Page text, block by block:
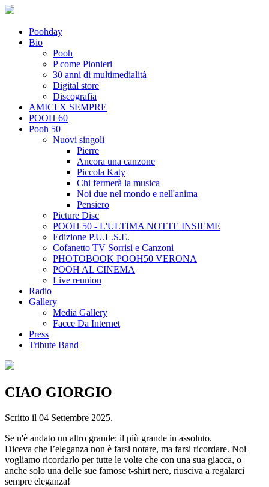
Poohday
Bio
Pooh
P come Pionieri
30 anni di multimedialità
Digital store
Discografia
AMICI X SEMPRE
POOH 60
Pooh 50
Nuovi singoli
Pierre
Ancora una canzone
Piccola Katy
Chi fermerà la musica
Noi due nel mondo e nell'anima
Pensiero
Picture Disc
POOH 50 - L'ULTIMA NOTTE INSIEME
Edizione P.U.L.S.E.
Cofanetto TV Sorrisi e Canzoni
PHOTOBOOK POOH50 VERONA
POOH AL CINEMA
Live reunion
Radio
Gallery
Media Gallery
Facce Da Internet
Press
Tribute Band
CIAO GIORGIO
Scritto il 04 Settembre 2025.
Se n'è andato un altro grande: il più grande in assoluto.
Diceva che l’eleganza non è farsi notare, ma farsi ricordare. Noi
vogliamo ricordarlo per tutte le volte che con una sua giacca, o
anche solo una delle sue famose t-shirt nere, riusciva a regalarci
sempre eleganza!